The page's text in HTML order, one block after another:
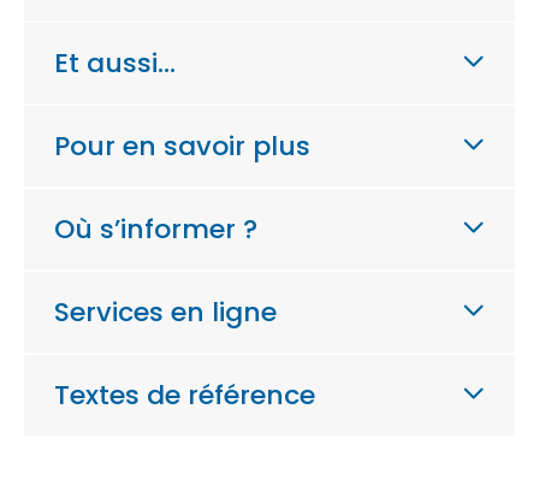
Et aussi…
Pour en savoir plus
Où s’informer ?
Services en ligne
Textes de référence